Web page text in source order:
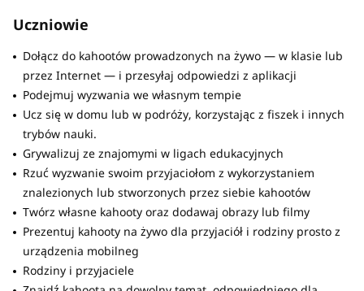
Uczniowie
Dołącz do kahootów prowadzonych na żywo — w klasie lub
przez Internet — i przesyłaj odpowiedzi z aplikacji
Podejmuj wyzwania we własnym tempie
Ucz się w domu lub w podróży, korzystając z fiszek i innych
trybów nauki.
Grywalizuj ze znajomymi w ligach edukacyjnych
Rzuć wyzwanie swoim przyjaciołom z wykorzystaniem
znalezionych lub stworzonych przez siebie kahootów
Twórz własne kahooty oraz dodawaj obrazy lub filmy
Prezentuj kahooty na żywo dla przyjaciół i rodziny prosto z
urządzenia mobilneg
Rodziny i przyjaciele